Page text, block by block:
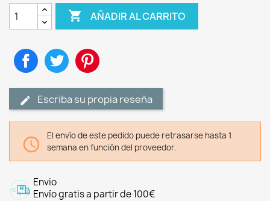
 AÑADIR AL CARRITO
CompartirTuitear
Escriba su propia reseña

El envío de este pedido puede retrasarse hasta 1
semana en función del proveedor.
Envio
Envío gratis a partir de 100€